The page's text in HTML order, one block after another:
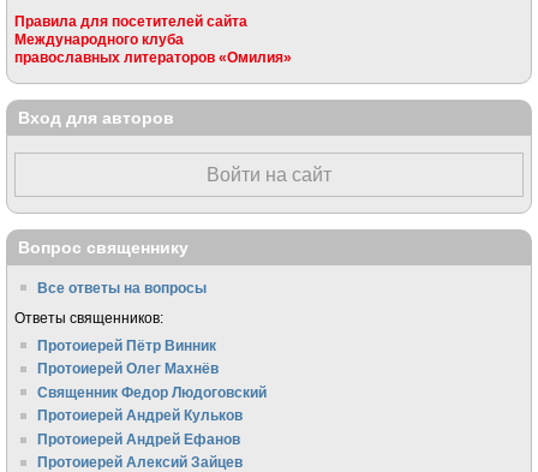
Правила для посетителей сайта
Международного клуба
православных литераторов «Омилия»
Вход для авторов
Войти на сайт
Вопрос священнику
Все ответы на вопросы
Ответы священников:
Протоиерей Пётр Винник
Протоиерей Олег Махнёв
Священник Федор Людоговский
Протоиерей Андрей Кульков
Протоиерей Андрей Ефанов
Протоиерей Алексий Зайцев